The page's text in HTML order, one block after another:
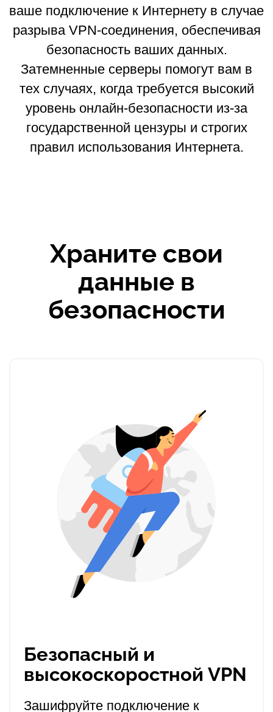
ваше подключение к Интернету в случае
разрыва VPN-соединения, обеспечивая
безопасность ваших данных.
Затемненные серверы помогут вам в
тех случаях, когда требуется высокий
уровень онлайн-безопасности из-за
государственной цензуры и строгих
правил использования Интернета.
Храните свои
данные в
безопасности
Безопасный и
высокоскоростной VPN
Зашифруйте подключение к